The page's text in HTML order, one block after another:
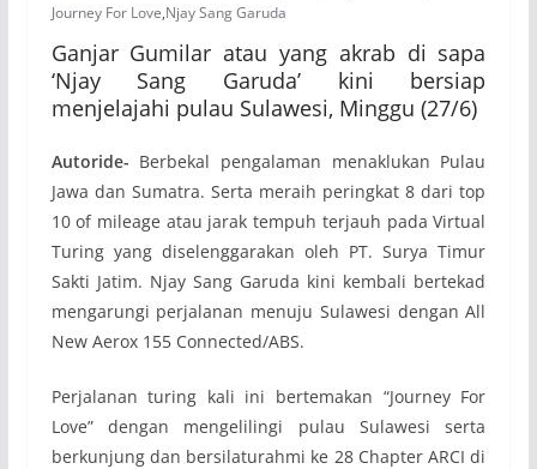
Journey For Love,Njay Sang Garuda
Ganjar Gumilar atau yang akrab di sapa
‘Njay Sang Garuda’ kini bersiap
menjelajahi pulau Sulawesi, Minggu (27/6)
Autoride- Berbekal pengalaman menaklukan Pulau
Jawa dan Sumatra. Serta meraih peringkat 8 dari top
10 of mileage atau jarak tempuh terjauh pada Virtual
Turing yang diselenggarakan oleh PT. Surya Timur
Sakti Jatim. Njay Sang Garuda kini kembali bertekad
mengarungi perjalanan menuju Sulawesi dengan All
New Aerox 155 Connected/ABS.
Perjalanan turing kali ini bertemakan “Journey For
Love” dengan mengelilingi pulau Sulawesi serta
berkunjung dan bersilaturahmi ke 28 Chapter ARCI di